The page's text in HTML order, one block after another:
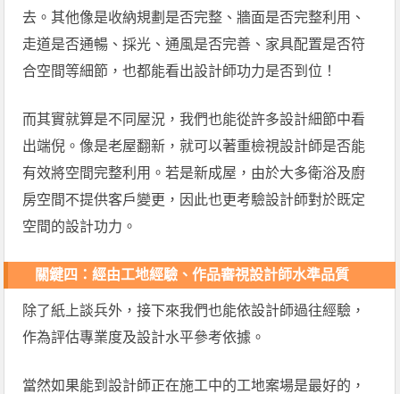
去。其他像是收納規劃是否完整、牆面是否完整利用、
走道是否通暢、採光、通風是否完善、家具配置是否符
合空間等細節，也都能看出設計師功力是否到位！
而其實就算是不同屋況，我們也能從許多設計細節中看
出端倪。像是老屋翻新，就可以著重檢視設計師是否能
有效將空間完整利用。若是新成屋，由於大多衛浴及廚
房空間不提供客戶變更，因此也更考驗設計師對於既定
空間的設計功力。
關鍵四：經由工地經驗、作品審視設計師水準品質
除了紙上談兵外，接下來我們也能依設計師過往經驗，
作為評估專業度及設計水平參考依據。
當然如果能到設計師正在施工中的工地案場是最好的，